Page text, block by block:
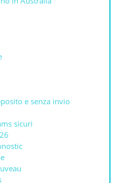
e senza invio
sicuri